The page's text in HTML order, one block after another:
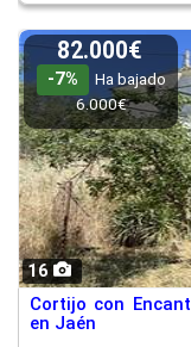
16
82.000€
-7%
Ha bajado
6.000€
Cortijo con
en Jaén